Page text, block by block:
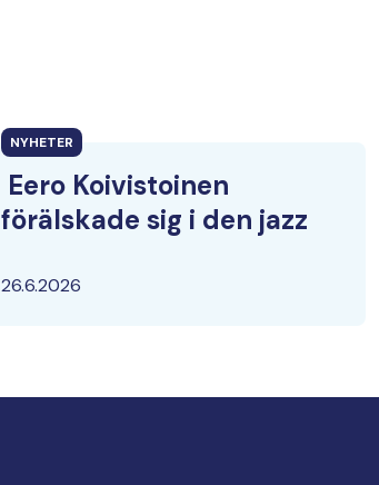
NYHETER
Eero Koivistoinen
förälskade sig i den jazz
26.6.2026